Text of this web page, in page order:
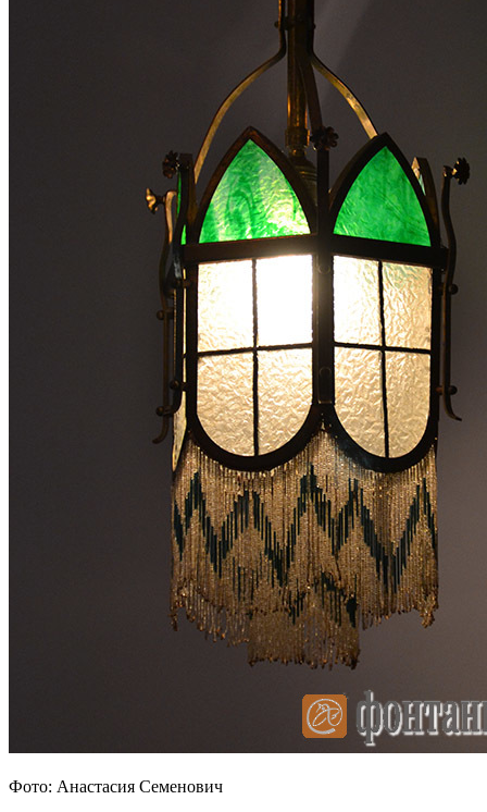
Фото: Анастасия Семенович